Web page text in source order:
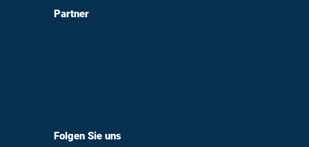
Partner
Folgen Sie uns